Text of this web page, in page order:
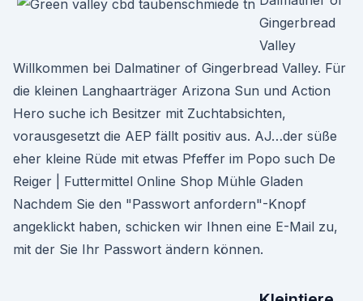
Gingerbread
Valley
Willkommen bei Dalmatiner of Gingerbread Valley. Für
die kleinen Langhaarträger Arizona Sun und Action
Hero suche ich Besitzer mit Zuchtabsichten,
vorausgesetzt die AEP fällt positiv aus. AJ…der süße
eher kleine Rüde mit etwas Pfeffer im Popo such De
Reiger | Futtermittel Online Shop Mühle Gladen
Nachdem Sie den "Passwort anfordern"-Knopf
angeklickt haben, schicken wir Ihnen eine E-Mail zu,
mit der Sie Ihr Passwort ändern können.